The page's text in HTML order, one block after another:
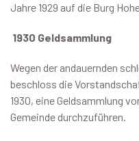
Jahre 1929 auf die Burg
1930 Geldsammlung
Wegen der andauernden
beschloss die
1930, eine Geldsammlung
Gemeinde durchzuführen.